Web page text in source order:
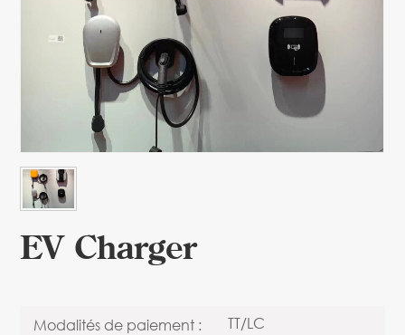
EV Charger
Modalités de paiement :
TT/LC